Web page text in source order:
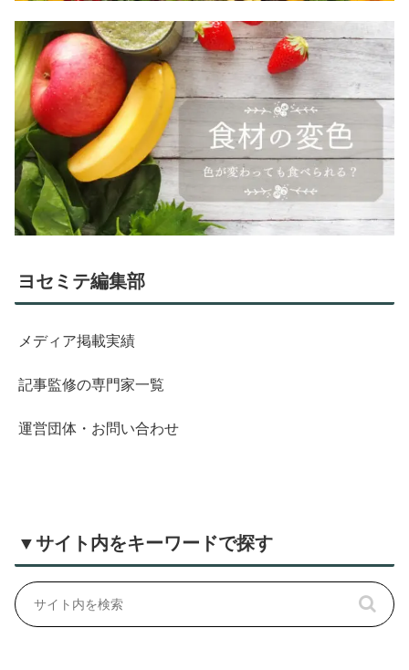
ヨセミテ編集部
メディア掲載実績
記事監修の専門家一覧
運営団体・お問い合わせ
▼サイト内をキーワードで探す